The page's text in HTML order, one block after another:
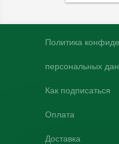
Политика
персональных
Как подписаться
Оплата
Доставка